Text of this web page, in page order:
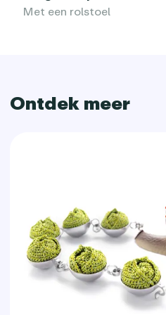
Met een rolstoel
Ontdek meer